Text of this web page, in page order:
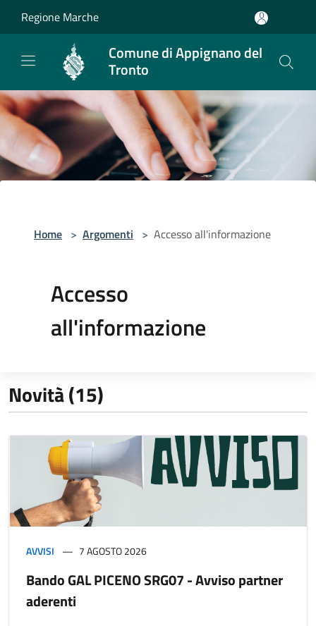
Regione Marche
Comune di Appignano del
Tronto
Home > Argomenti > Accesso all'informazione
Accesso
all'informazione
Novità (15)
AVVISI 7 AGOSTO 2026
Bando GAL PICENO SRG07 - Avviso partner
aderenti